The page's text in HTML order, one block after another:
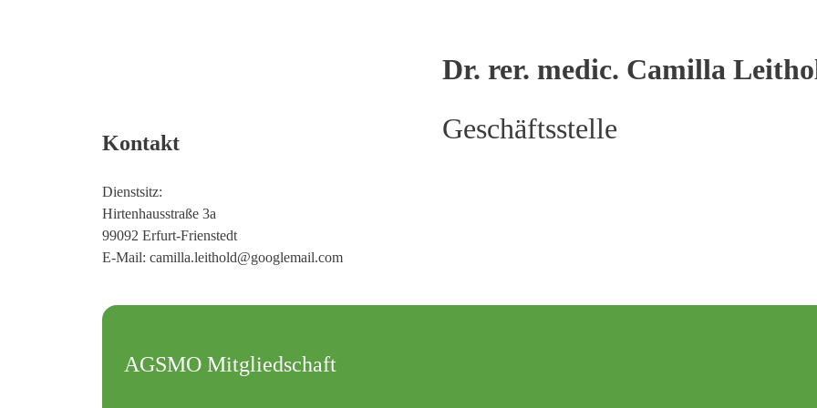
Kontakt
Dienstsitz:
Hirtenhausstraße 3a
99092 Erfurt-Frienstedt
E-Mail: camilla.leithold@googlemail.com
Dr. rer. medic. Camilla
Geschäftsstelle
AGSMO Mitgliedschaft